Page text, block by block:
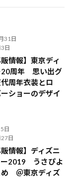
31日
日
販情報】東京ディ
20周年 思い出グ
周年衣装とロ
ショーのデザイ
日
日
販情報】ディズニ
ー2019 うさぴよ
め ＠東京ディズ